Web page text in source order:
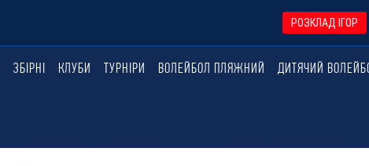
РОЗКЛАД ІГОР
ЗБІРНІ КЛУБИ ТУРНІРИ ВОЛЕЙБОЛ ПЛЯЖНИЙ ДИТЯЧИЙ